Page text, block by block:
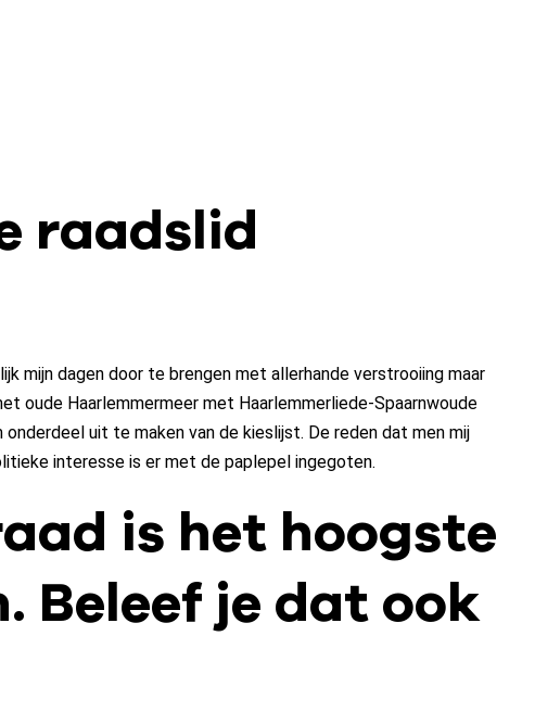
raadslid
mijn dagen door te brengen met allerhande verstrooiing maar
oude Haarlemmermeer met Haarlemmerliede-Spaarnwoude
uit te maken van de kieslijst. De reden dat men mij
interesse is er met de paplepel ingegoten.
is het hoogste
Beleef je dat ook